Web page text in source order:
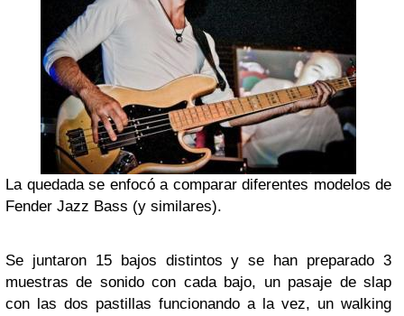
La quedada se enfocó a comparar diferentes modelos de
Fender Jazz Bass (y similares).
Se juntaron 15 bajos distintos y se han preparado 3
muestras de sonido con cada bajo, un pasaje de slap
con las dos pastillas funcionando a la vez, un walking